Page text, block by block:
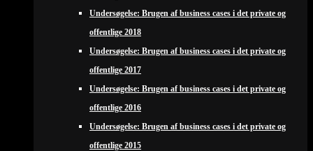
Undersøgelse: Brugen af business cases i det private og
offentlige 2018
Undersøgelse: Brugen af business cases i det private og
offentlige 2017
Undersøgelse: Brugen af business cases i det private og
offentlige 2016
Undersøgelse: Brugen af business cases i det private og
offentlige 2015